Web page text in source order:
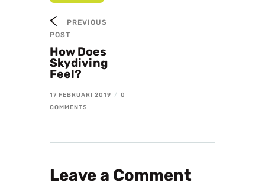
PREVIOUS
POST
How Does
Skydiving
Feel?
17 FEBRUARI 2019 / 0
COMMENTS
Leave a Comment